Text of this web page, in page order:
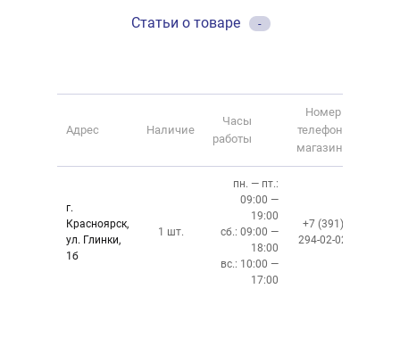
Статьи о товаре -
Адрес Наличие
Часы
работы
Номер
телефона
магазина
г.
Красноярск,
ул. Глинки,
1б
1 шт.
пн. — пт.:
09:00 —
19:00
сб.: 09:00 —
18:00
вс.: 10:00 —
17:00
+7 (391)
294-02-02